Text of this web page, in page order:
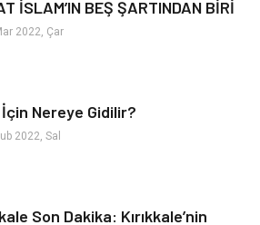
Mobilya
İSLAM’IN BEŞ ŞARTINDAN BİRİ
2022, Çar
Nereye Gidilir?
2022, Sal
Son Dakika: Kırıkkale’nin